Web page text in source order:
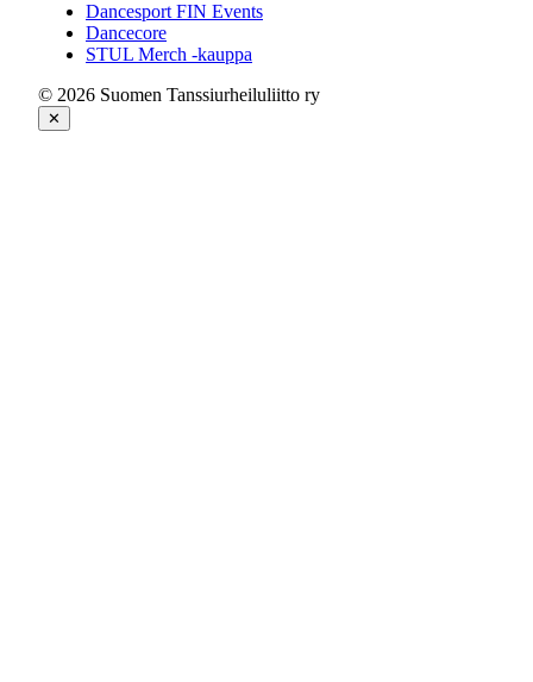
Dancesport FIN Events
Dancecore
STUL Merch -kauppa
© 2026 Suomen Tanssiurheiluliitto ry
✕